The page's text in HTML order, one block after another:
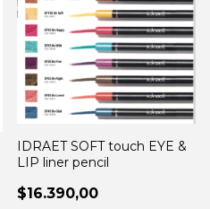
IDRAET SOFT touch EYE &
LIP liner pencil
$16.390,00